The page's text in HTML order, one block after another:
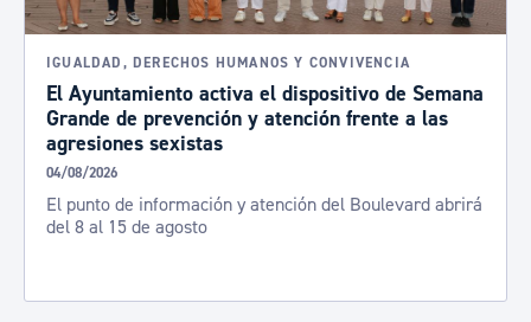
IGUALDAD, DERECHOS HUMANOS Y CONVIVENCIA
El Ayuntamiento activa el dispositivo de Semana
Grande de prevención y atención frente a las
agresiones sexistas
04/08/2026
El punto de información y atención del Boulevard abrirá
del 8 al 15 de agosto